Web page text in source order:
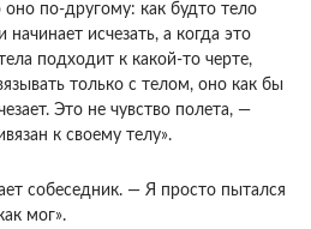
оно по-другому: как будто тело
начинает исчезать, а когда это
подходит к какой-то черте,
только с телом, оно как бы
Это не чувство полета, —
к своему телу».
собесед­ник. — Я просто пытался
мог».